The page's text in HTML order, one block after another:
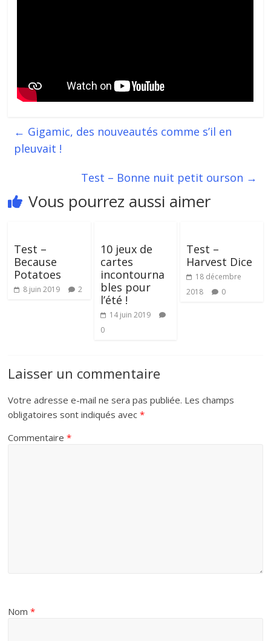
← Gigamic, des nouveautés comme s’il en
pleuvait !
Test – Bonne nuit petit ourson →
Vous pourrez aussi aimer
Test –
Because
Potatoes
8 juin 2019 2
10 jeux de
cartes
incontourna
bles pour
l’été !
14 juin 2019
0
Test –
Harvest Dice
18 décembre
2018
0
Laisser un commentaire
Votre adresse e-mail ne sera pas publiée. Les champs
obligatoires sont indiqués avec*
Commentaire*
Nom*